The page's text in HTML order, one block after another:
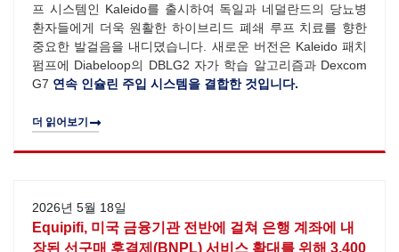
프 시스템인 Kaleido를 출시하여 독일과 네덜란드의 당뇨병
환자들에게 더욱 원활한 하이브리드 폐쇄 루프 치료를 향한
중요한 발걸음을 내디뎠습니다. 새로운 버전은 Kaleido 패치
펌프에 Diabeloop의 DBLG2 자가 학습 알고리즘과 Dexcom
G7 연속 인슐린 주입 시스템을 결합한 것입니다.
더 읽어보기
2026년 5월 18일
Equipifi, 미국 금융기관 전반에 걸쳐 은행 계좌에 내
장된 선구매 후결제(BNPL) 서비스 확대를 위해 3,400